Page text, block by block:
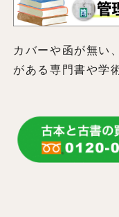
カバーや函が無い
がある専門書や学